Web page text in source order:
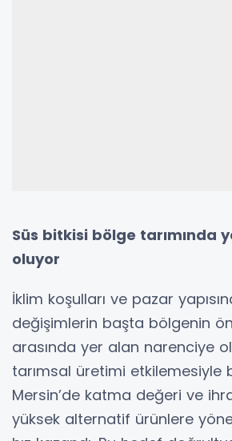
Süs bitkisi bölge tarımında
oluyor
İklim koşulları ve pazar
değişimlerin başta bölgenin
arasında yer alan narenciye
tarımsal üretimi etkilemesiyle
Mersin’de katma değeri ve
yüksek alternatif ürünlere